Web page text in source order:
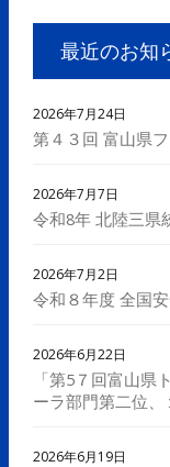
最近のお知
2026年7月24日
第４３回 富山県
2026年7月7日
令和8年 北陸三県
2026年7月2日
令和８年度 全国
2026年6月22日
「第5７回富山県
ーラ部門第二位
2026年6月19日